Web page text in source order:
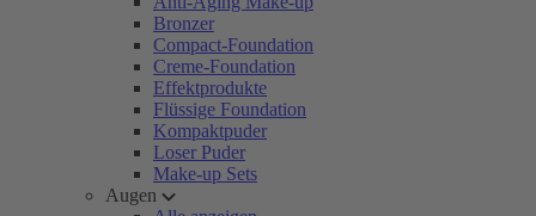
Bronzer
Compact-Foundation
Creme-Foundation
Effektprodukte
Flüssige Foundation
Kompaktpuder
Loser Puder
Make-up Sets
Augen